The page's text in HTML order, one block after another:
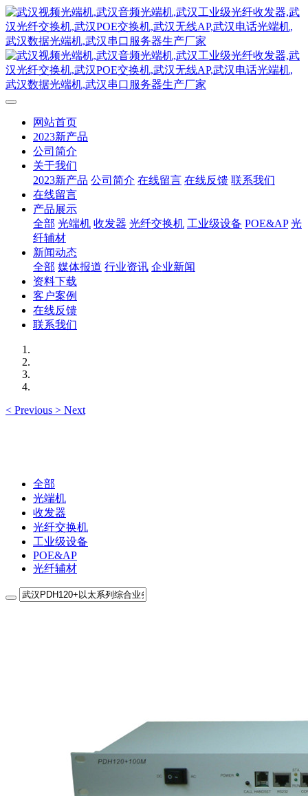
网站首页
2023新产品
公司简介
关于我们
2023新产品 公司简介 在线留言 在线反馈 联系我们
在线留言
产品展示
全部 光端机 收发器 光纤交换机 工业级设备 POE&AP 光
纤辅材
新闻动态
全部 媒体报道 行业资讯 企业新闻
资料下载
客户案例
在线反馈
联系我们
< Previous > Next
全部
光端机
收发器
光纤交换机
工业级设备
POE&AP
光纤辅材